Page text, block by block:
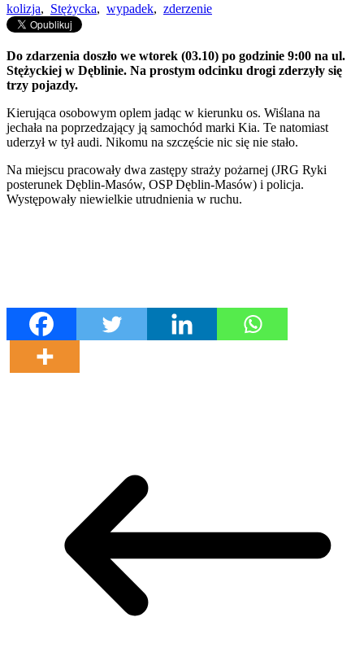
kolizja, Stężycka, wypadek, zderzenie
Do zdarzenia doszło we wtorek (03.10) po godzinie 9:00 na ul.
Stężyckiej w Dęblinie. Na prostym odcinku drogi zderzyły się
trzy pojazdy.
Kierująca osobowym oplem jadąc w kierunku os. Wiślana na
jechała na poprzedzający ją samochód marki Kia. Te natomiast
uderzył w tył audi. Nikomu na szczęście nic się nie stało.
Na miejscu pracowały dwa zastępy straży pożarnej (JRG Ryki
posterunek Dęblin-Masów, OSP Dęblin-Masów) i policja.
Występowały niewielkie utrudnienia w ruchu.